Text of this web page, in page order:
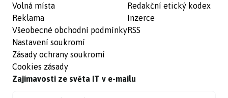
Volná místa
Reklama
Všeobecné obchodní podmínky
Nastavení soukromí
Zásady ochrany soukromí
Cookies zásady
Redakční etický kodex
Inzerce
RSS
Zajímavosti ze světa IT v e-mailu